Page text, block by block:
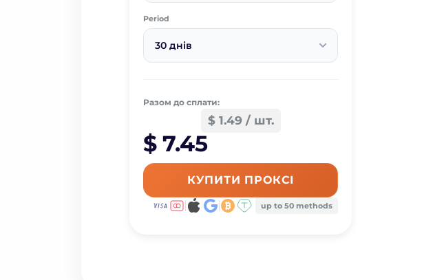
Period
30 днів
Разом до сплати:
$ 1.49 / шт.
$ 7.45
КУПИТИ ПРОКСІ
up to 50 methods